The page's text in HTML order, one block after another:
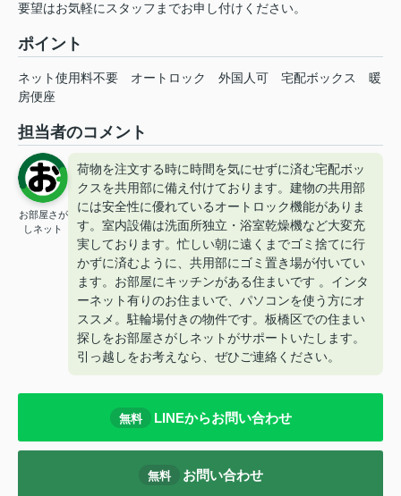
要望はお気軽にスタッフまでお申し付けください。
ポイント
ネット使用料不要 オートロック 外国人可 宅配ボックス
暖
房便座
担当者のコメント
お部屋さが
しネット
荷物を注文する時に時間を気にせずに済む宅配ボッ
クスを共用部に備え付けております。建物の共用部
には安全性に優れているオートロック機能がありま
す。室内設備は洗面所独立・浴室乾燥機など大変充
実しております。忙しい朝に遠くまでゴミ捨てに行
かずに済むように、共用部にゴミ置き場が付いてい
ます。お部屋にキッチンがある住まいです 。インタ
ーネット有りのお住まいで、パソコンを使う方にオ
ススメ。駐輪場付きの物件です。板橋区での住まい
探しをお部屋さがしネットがサポートいたします。
引っ越しをお考えなら、ぜひご連絡ください。
無料 LINEからお問い合わせ
無料 お問い合わせ